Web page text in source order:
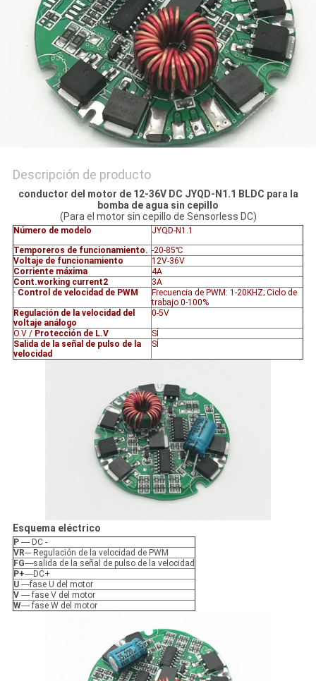
MAPA
SITIO
POLÍTICA
PRIVACIDAD
Descripción de producto
conductor del motor de 12-36V DC JYQD-N1.1 BLDC para la
bomba de agua sin cepillo
(Para el motor sin cepillo de Sensorless DC)
Número de modelo
JYQD-N1.1
Temporeros de funcionamiento. -20-85℃
Voltaje de funcionamiento
12V-36V
Corriente máxima
4A
Cont.working current2
3A
· Control de velocidad de PWM
Frecuencia de PWM: 1-20KHZ; Ciclo de
trabajo 0-100%
Regulación de la velocidad del
voltaje análogo
0-5V
O.V / Protección de L.V
SÍ
Salida de la señal de pulso de la
velocidad
SÍ
Esquema eléctrico
P---- DC -
VR--- Regulación de la velocidad de PWM
FG----salida de la señal de pulso de la velocidad
P+----DC+
U----fase U del motor
V---- fase V del motor
W---- fase W del motor